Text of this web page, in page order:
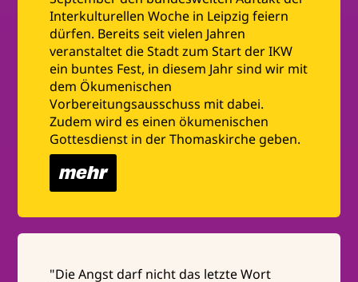
Interkulturellen Woche in Leipzig feiern
dürfen. Bereits seit vielen Jahren
veranstaltet die Stadt zum Start der IKW
ein buntes Fest, in diesem Jahr sind wir mit
dem Ökumenischen
Vorbereitungsausschuss mit dabei.
Zudem wird es einen ökumenischen
Gottesdienst in der Thomaskirche geben.
mehr
"Die Angst darf nicht das letzte Wort